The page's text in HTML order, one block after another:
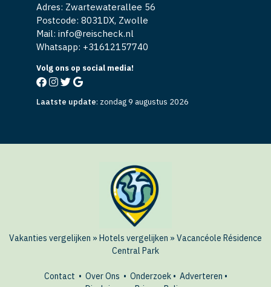
Adres: Zwartewaterallee 56
Postcode: 8031DX, Zwolle
Mail: info@reischeck.nl
Whatsapp: +31612157740
Volg ons op social media!
Laatste update: zondag 9 augustus 2026
Vakanties vergelijken » Hotels vergelijken » Vacancéole Résidence
Central Park
Contact • Over Ons • Onderzoek• Adverteren •